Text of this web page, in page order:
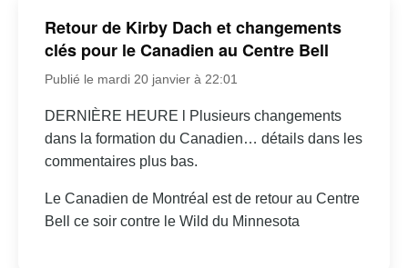
Retour de Kirby Dach et changements
clés pour le Canadien au Centre Bell
Publié le mardi 20 janvier à 22:01
DERNIÈRE HEURE l Plusieurs changements
dans la formation du Canadien… détails dans les
commentaires plus bas.
Le Canadien de Montréal est de retour au Centre
Bell ce soir contre le Wild du Minnesota